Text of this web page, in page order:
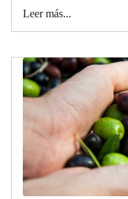
Leer más...